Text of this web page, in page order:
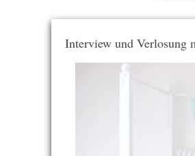
Interview und Verlosung